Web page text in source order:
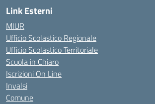
Link Esterni
MIUR
Ufficio Scolastico Regionale
Ufficio Scolastico Territoriale
Scuola in Chiaro
Iscrizioni On Line
Invalsi
Comune